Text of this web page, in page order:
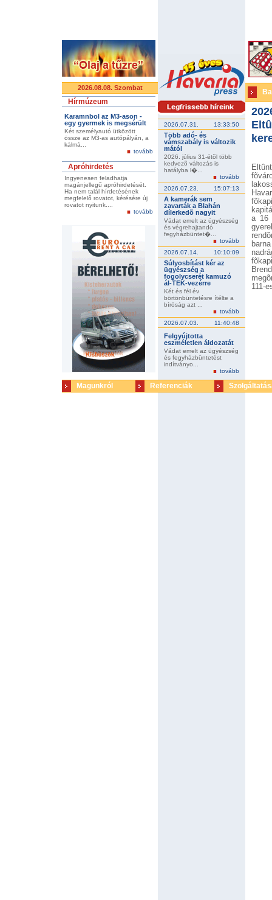
2026.08.08. Szombat
Hírmúzeum
Karamnbol az M3-ason -
egy gyermek is megsérült
Két személyautó ütközött
össze az M3-as autópályán, a
kálmá...
tovább
Apróhirdetés
Ingyenesen feladhatja
magánjellegű apróhirdetését.
Ha nem talál hírdetésének
megfelelő rovatot, kérésére új
rovatot nyitunk....
tovább
2026.07.31. 13:33:50
Több adó- és
vámszabály is változik
mától
2026. július 31-étõl több
kedvezõ változás is
hatályba l�...
tovább
2026.07.23.
15:07:13
A kamerák sem
zavarták a Blahán
dílerkedõ nagyit
Vádat emelt az ügyészség
és végrehajtandó
fegyházbüntet�...
tovább
2026.07.14.
10:10:09
Súlyosbítást kér az
ügyészség a
fogolycserét kamuzó
ál-TEK-vezérre
Két és fél év
börtönbüntetésre ítélte a
bíróság azt ...
tovább
2026.07.03.
11:40:48
Felgyújtotta
eszméletlen áldozatát
Vádat emelt az ügyészség
és fegyházbüntetést
indítványo...
tovább
a 16
111-
Magunkról Referenciák